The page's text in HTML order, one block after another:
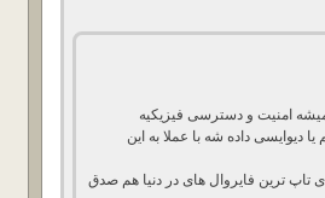
میشه امنیت و دسترسی فیزیکیه
داده شه با عملا به این
ترین فایروال های در دنیا هم صدق